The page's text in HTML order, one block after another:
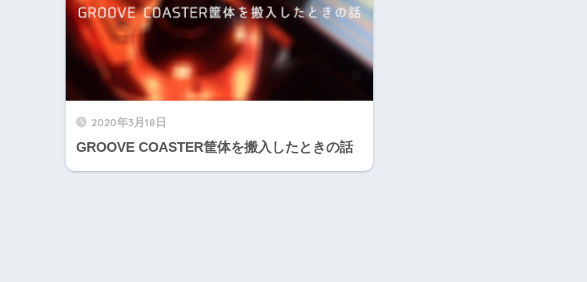
2020年3月18日
GROOVE COASTER筐体を搬入したときの話